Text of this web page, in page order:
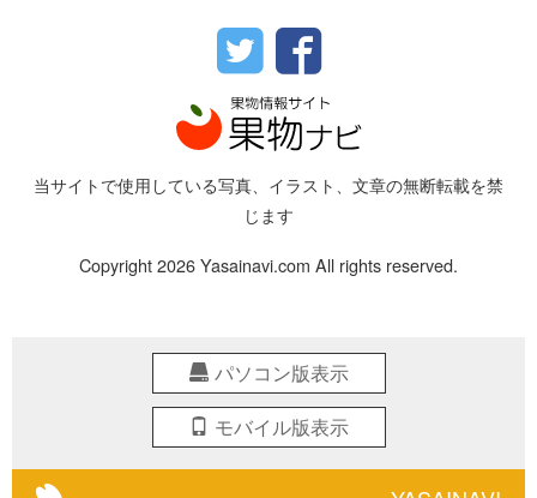
当サイトで使用している写真、イラスト、文章の無断転載を禁
じます
Copyright 2026 Yasainavi.com All rights reserved.
パソコン版表示
モバイル版表示